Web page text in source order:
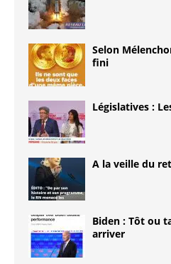
Selon
fini
Législatives :
A la veille du
Biden : Tôt ou
arriver